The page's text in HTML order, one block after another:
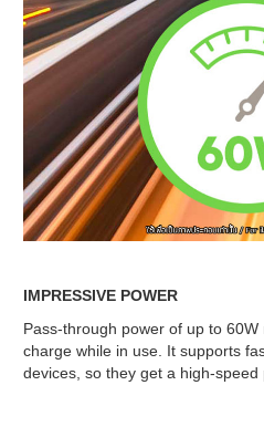
IMPRESSIVE POWER
Pass-through power of up to
charge while in use. It supports
devices, so they get a high-speed